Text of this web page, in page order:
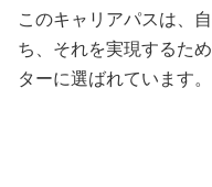
このキャリアパスは、
ち、それを実現するた
ターに選ばれています。